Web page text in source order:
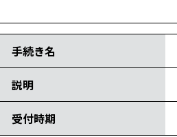
手続き名
説明
受付時期